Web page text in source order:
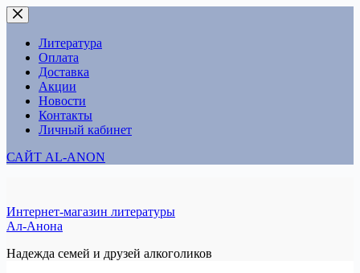
Перейти
к
сути
Литература
Оплата
Доставка
Акции
Новости
Контакты
Личный кабинет
САЙТ AL-ANON
Интернет-магазин литературы
Ал-Анона
Надежда семей и друзей алкоголиков